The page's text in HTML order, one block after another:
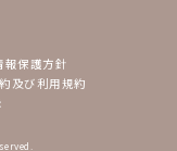
報保護方針
及び利用規約